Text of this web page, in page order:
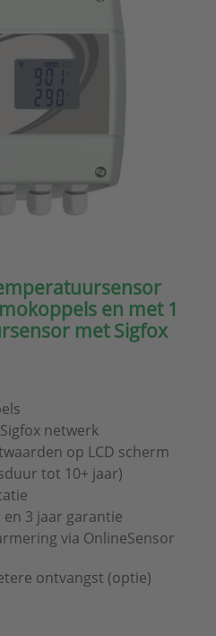
en met 1
met Sigfox
netwerk
op LCD scherm
tot 10+ jaar)
3 jaar garantie
via OnlineSensor
ontvangst (optie)